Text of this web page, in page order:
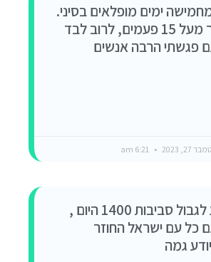
ימים מופלאים בסיני.
ביקרתי בה כבר מעל 15 פעמים, לרוב לבד
פגשתי הרבה אנשים
27, 2023
בוקר טוב! נגיע לגבול סביבות 1400 היום ,
כל עם ישראל החוזר
גמה